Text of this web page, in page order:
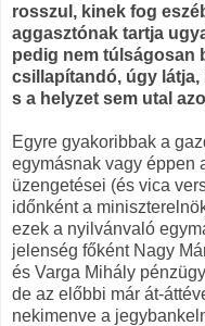
rosszul, kinek fog
aggasztónak tartja
pedig nem túlságosan
csillapítandó, úgy
s a helyzet sem utal
Egyre gyakoribbak a
egymásnak vagy éppen
üzengetései (és vica
időnként a
ezek a nyilvánvaló
jelenség főként Nagy
és Varga Mihály
de az előbbi már át-
nekimenve a